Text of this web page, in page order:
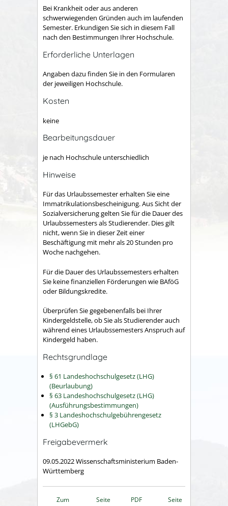
Bei Krankheit oder aus anderen
schwerwiegenden Gründen auch im laufenden
Semester. Erkundigen Sie sich in diesem Fall
nach den Bestimmungen Ihrer Hochschule.
Erforderliche Unterlagen
Angaben dazu finden Sie in den Formularen
der jeweiligen Hochschule.
Kosten
keine
Bearbeitungsdauer
je nach Hochschule unterschiedlich
Hinweise
Für das Urlaubssemester erhalten Sie eine
Immatrikulationsbescheinigung. Aus Sicht der
Sozialversicherung gelten Sie für die Dauer des
Urlaubssemesters als Studierender. Dies gilt
nicht, wenn Sie in dieser Zeit einer
Beschäftigung mit mehr als 20 Stunden pro
Woche nachgehen.
Für die Dauer des Urlaubssemesters erhalten
Sie keine finanziellen Förderungen wie BAföG
oder Bildungskredite.
Überprüfen Sie gegebenenfalls bei Ihrer
Kindergeldstelle, ob Sie als Studierender auch
während eines Urlaubssemesters Anspruch auf
Kindergeld haben.
Rechtsgrundlage
§ 61 Landeshochschulgesetz (LHG)
(Beurlaubung)
§ 63 Landeshochschulgesetz (LHG)
(Ausführungsbestimmungen)
§ 3 Landeshochschulgebührengesetz
(LHGebG)
Freigabevermerk
09.05.2022 Wissenschaftsministerium Baden-
Württemberg
Zum
Seite
PDF
Seite